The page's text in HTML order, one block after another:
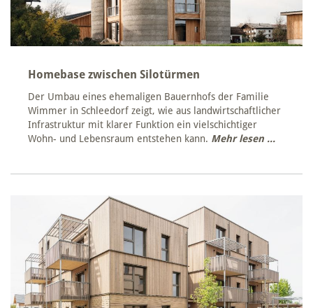
Homebase zwischen Silotürmen
Der Umbau eines ehemaligen Bauernhofs der Familie
Wimmer in Schleedorf zeigt, wie aus landwirtschaftlicher
Infrastruktur mit klarer Funktion ein vielschichtiger
Wohn- und Lebensraum entstehen kann. Mehr lesen ...